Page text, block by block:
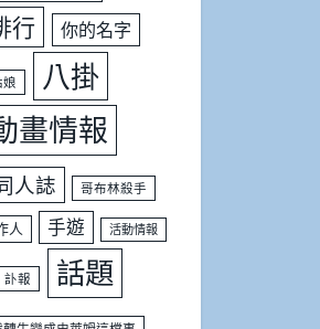
行 你的名字
八掛
畫情報
人誌 哥布林殺手
人 手遊 活動情報
訃報 話題